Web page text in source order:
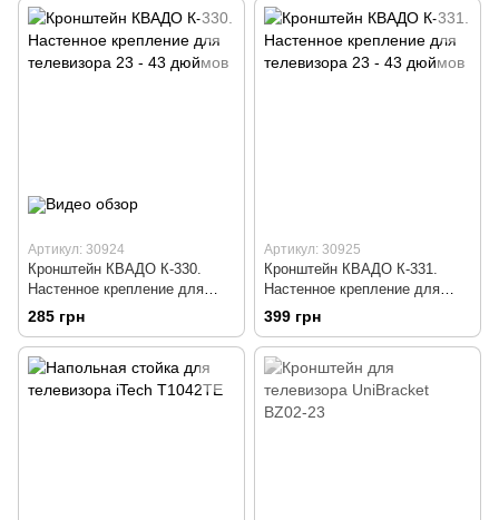
Артикул: 30924
Кронштейн КВАДО К-330.
Настенное крепление для
телевизора 23 - 43 дюймов
285 грн
Артикул: 30925
Кронштейн КВАДО К-331.
Настенное крепление для
телевизора 23 - 43 дюймов
399 грн